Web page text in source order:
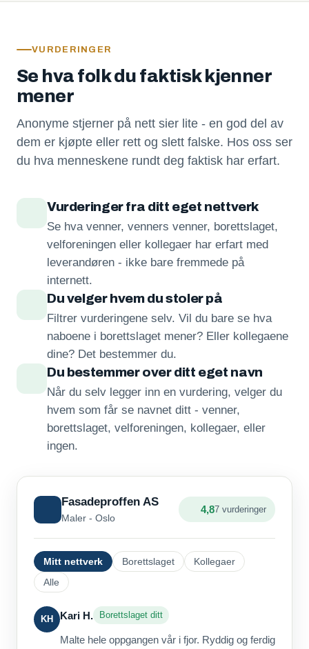
VURDERINGER
Se hva folk du faktisk kjenner
mener
Anonyme stjerner på nett sier lite - en god del av
dem er kjøpte eller rett og slett falske. Hos oss ser
du hva menneskene rundt deg faktisk har erfart.
Vurderinger fra ditt eget nettverk
Se hva venner, venners venner, borettslaget,
velforeningen eller kollegaer har erfart med
leverandøren - ikke bare fremmede på
internett.
Du velger hvem du stoler på
Filtrer vurderingene selv. Vil du bare se hva
naboene i borettslaget mener? Eller kollegaene
dine? Det bestemmer du.
Du bestemmer over ditt eget navn
Når du selv legger inn en vurdering, velger du
hvem som får se navnet ditt - venner,
borettslaget, velforeningen, kollegaer, eller
ingen.
Fasadeproffen AS
Maler - Oslo
4,87 vurderinger
Mitt nettverk Borettslaget
Kollegaer
Alle
KH Kari H. Borettslaget ditt
Malte hele oppgangen vår i fjor. Ryddig og ferdig